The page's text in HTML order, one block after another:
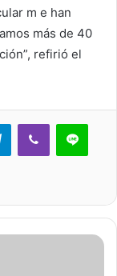
m e han
más de 40
refirió el
TelegramViber Line